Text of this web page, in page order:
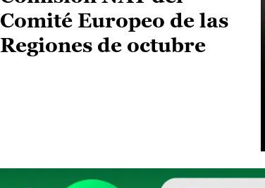
Comité Europeo de las
Regiones de octubre